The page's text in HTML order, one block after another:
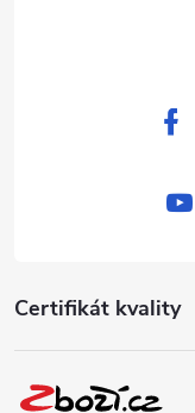
Certifikát kvality